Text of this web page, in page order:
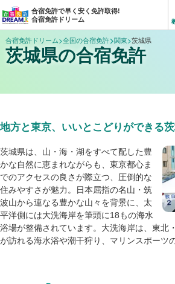
合宿免許で早く安く免許取得!
合宿免許ドリーム
合宿免許ドリーム 全国の合宿免許 関東 茨城県
茨城県の合宿免許
地方と東京、いいとこどりができる
茨城県は、山・海・湖をすべて配した豊
かな自然に恵まれながらも、東京都心ま
でのアクセスの良さが際立つ、圧倒的な
住みやすさが魅力。日本屈指の名山・筑
波山から連なる豊かな山々を背景に、太
平洋側には大洗海岸を筆頭に18もの海水
浴場が整備されています。大洗海岸は、東北
が訪れる海水浴や潮干狩り、マリンスポーツ